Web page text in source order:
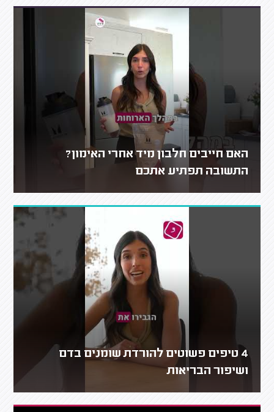
האם חייבים חלבון מיד אחרי האימון?
התשובה תפתיע אתכם
4 טיפים פשוטים להורדת שומנים בדם
ושיפור הבריאות